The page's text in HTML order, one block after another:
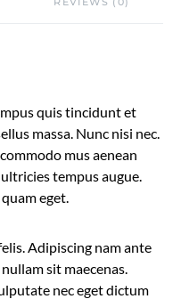
quis tincidunt et
massa. Nunc nisi nec.
mus aenean
tempus augue.
eget.
Adipiscing nam ante
sit maecenas.
nec eget dictum